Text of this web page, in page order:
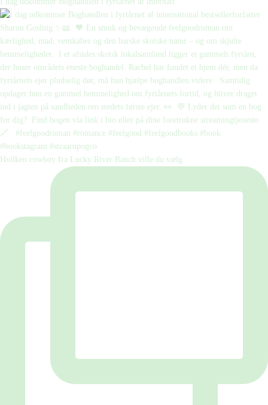
Hvilken cowboy fra Lucky River Ranch ville du vælg